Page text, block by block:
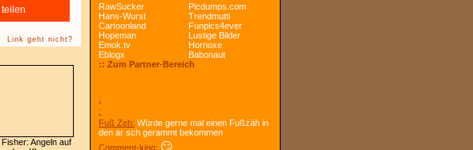
teilen
Link geht nicht?
Angeln auf
RawSucker
Picdumps.com
Hans-Wurst
Trendmutti
Cartoonland
Funpics4ever
Hopeman
Lustige Bilder
Emok.tv
Hornoxe
Eblogx
Babonaut
:: Zum Partner-Bereich
:
:
Fuß Zeh: Würde gerne mal einen Fußzäh in
den ar sch gerammt bekommen
Comment-king: 😏